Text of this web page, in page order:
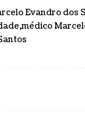
Evandro dos
médico